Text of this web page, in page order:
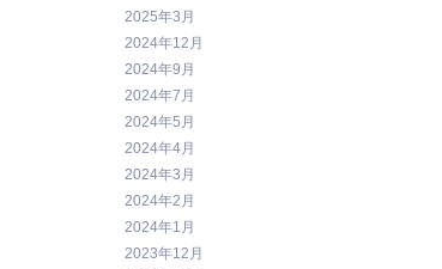
2025年3月
2024年12月
2024年9月
2024年7月
2024年5月
2024年4月
2024年3月
2024年2月
2024年1月
2023年12月